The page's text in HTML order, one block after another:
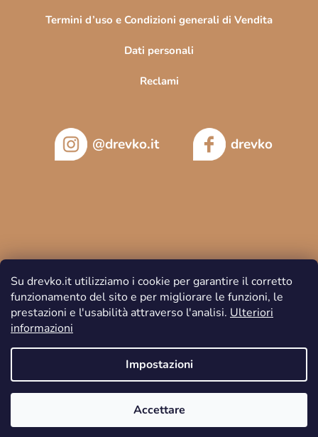
Su drevko.it utilizziamo i cookie per garantire il corretto
funzionamento del sito e per migliorare le funzioni, le
prestazioni e l'usabilità attraverso l'analisi. Ulteriori
informazioni
Impostazioni
Accettare
Termini d’uso e Condizioni generali di Vendita
Dati personali
Reclami
@drevko.it drevko
Creato da Shoptet